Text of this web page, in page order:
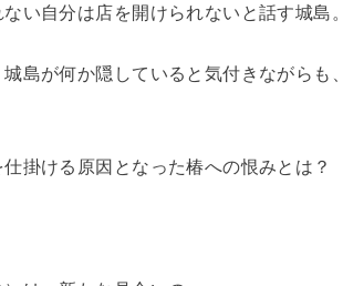
い自分は店を開けられないと話す城島。
島が何か隠していると気付きながらも
掛ける原因となった椿への恨みとは？